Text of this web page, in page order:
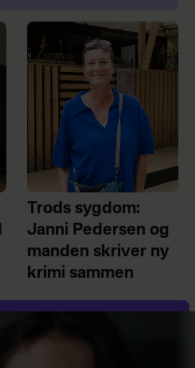
Trods sygdom:
Janni Pedersen og
manden skriver ny
krimi sammen